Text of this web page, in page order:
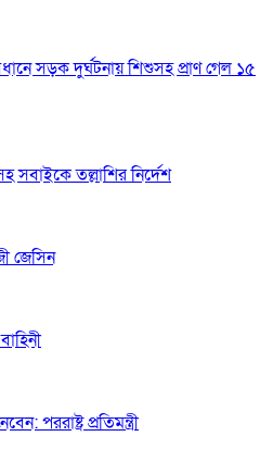
সড়ক দুর্ঘটনায় শিশুসহ প্রাণ গেল ১৫
তল্লাশির নির্দেশ
জেসিন
পররাষ্ট্র প্রতিমন্ত্রী